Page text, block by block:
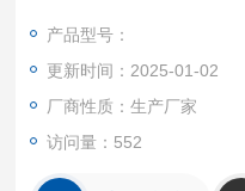
产品型号：
更新时间：2025-01-02
厂商性质：生产厂家
访问量：552